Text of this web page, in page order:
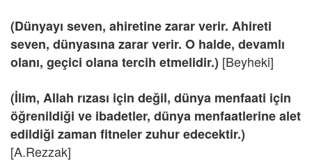
(Dünyayı seven, ahiretine zarar verir. Ahireti
seven, dünyasına zarar verir. O halde, devamlı
olanı, geçici olana tercih etmelidir.) [Beyheki]
(İlim, Allah rızası için değil, dünya menfaati için
öğrenildiği ve ibadetler, dünya menfaatlerine alet
edildiği zaman fitneler zuhur edecektir.)
[A.Rezzak]